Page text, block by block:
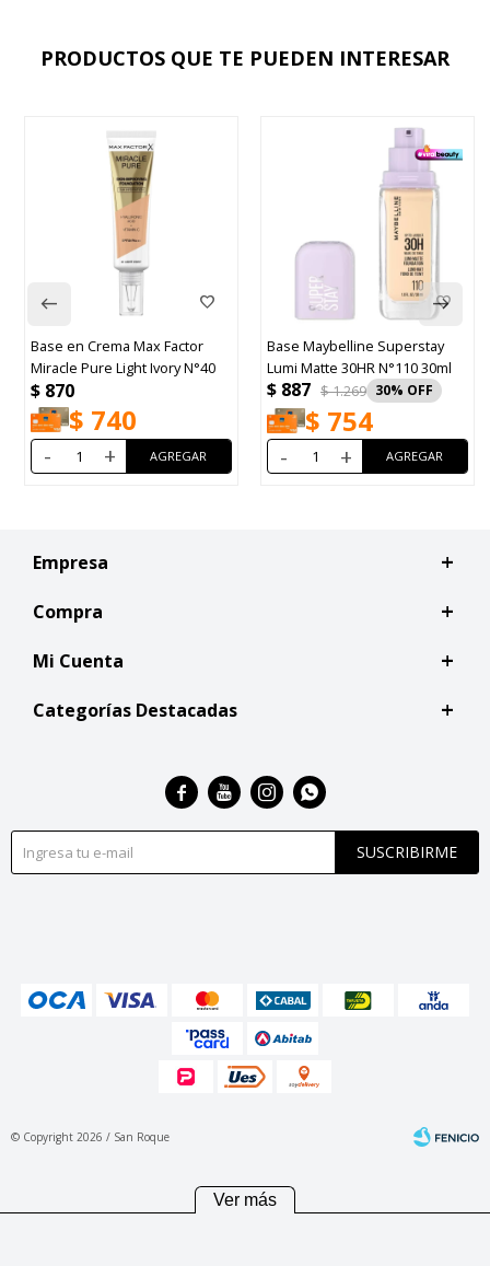
PRODUCTOS QUE TE PUEDEN INTERESAR
Base en Crema Max Factor
Miracle Pure Light Ivory N°40
$ 870
$ 740
- +
Base Maybelline Superstay
Lumi Matte 30HR N°110 30ml
$ 887 $1.269 30
$ 754
- +
Empresa
Compra
Mi Cuenta
Categorías Destacadas
SUSCRIBIRME
   
© Copyright 2026 / San Roque
Ver más